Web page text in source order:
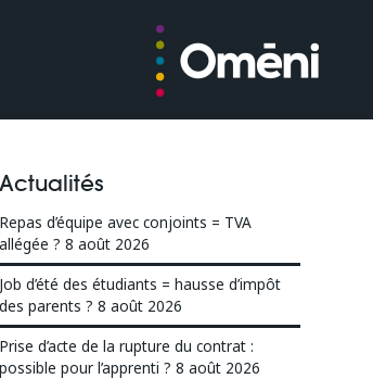
Actualités
Repas d’équipe avec conjoints = TVA
allégée ? 8 août 2026
Job d’été des étudiants = hausse d’impôt
des parents ? 8 août 2026
Prise d’acte de la rupture du contrat :
possible pour l’apprenti ? 8 août 2026